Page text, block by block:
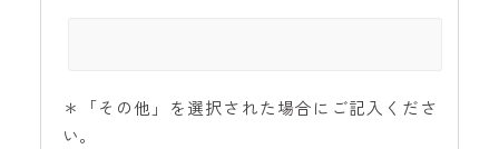
＊「その他」を選択された場合にご記入くださ
い。